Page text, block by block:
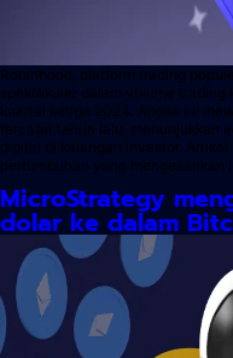
Robinhood, platform trading
spektakuler dalam volume
kuartal ketiga 2024. Angka ini
tercatat tahun lalu, menunjukkan
digital di kalangan investor.
pertumbuhan yang mengesankan
MicroStrategy
dolar ke dalam